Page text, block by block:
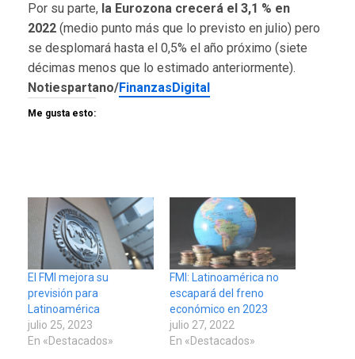
Por su parte, la Eurozona crecerá el 3,1 % en
2022 (medio punto más que lo previsto en julio) pero
se desplomará hasta el 0,5% el año próximo (siete
décimas menos que lo estimado anteriormente).
Notiespartano/FinanzasDigital
Me gusta esto:
El FMI mejora su
previsión para
Latinoamérica
julio 25, 2023
En «Destacados»
FMI: Latinoamérica no
escapará del freno
económico en 2023
julio 27, 2022
En «Destacados»